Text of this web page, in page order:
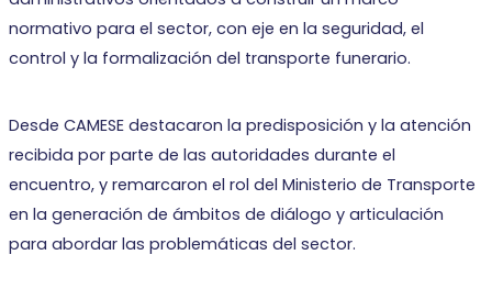
normativo para el sector, con eje en la seguridad, el
control y la formalización del transporte funerario.
Desde CAMESE destacaron la predisposición y la atención
recibida por parte de las autoridades durante el
encuentro, y remarcaron el rol del Ministerio de Transporte
en la generación de ámbitos de diálogo y articulación
para abordar las problemáticas del sector.